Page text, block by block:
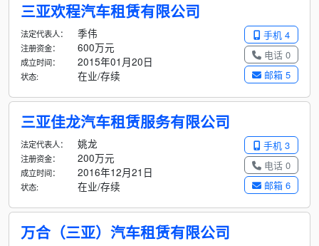
三亚欢程汽车租赁有限公司
手机 4
电话 0
邮箱 5
法定代表人： 季伟
注册资金： 600万元
成立时间： 2015年01月20日
状态: 在业/存续
三亚佳龙汽车租赁服务有限公司
手机 3
电话 0
邮箱 6
法定代表人： 姚龙
注册资金： 200万元
成立时间： 2016年12月21日
状态: 在业/存续
万合（三亚）汽车租赁有限公司